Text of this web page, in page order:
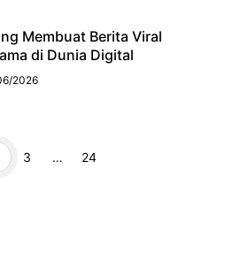
Membuat Berita Viral
di Dunia Digital
2026
Page
3 … Page
24